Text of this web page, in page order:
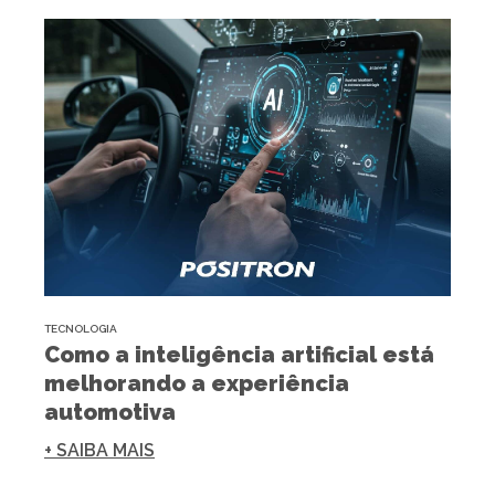
TECNOLOGIA
Como a inteligência artificial está
melhorando a experiência
automotiva
+ SAIBA MAIS